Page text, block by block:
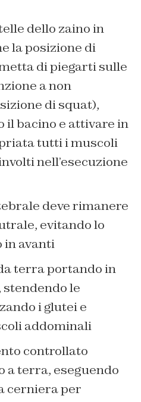
dello zaino in
la posizione di
di piegarti sulle
a non
di squat),
il bacino e attivare in
tutti i muscoli
nell’esecuzione
deve rimanere
evitando lo
in avanti
terra portando in
stendendo le
i glutei e
addominali
controllato
a terra, eseguendo
cerniera per